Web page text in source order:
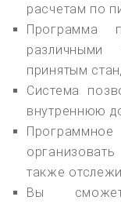
расчетам по
Программа
различными
принятым
Система
внутреннюю
также
Вы